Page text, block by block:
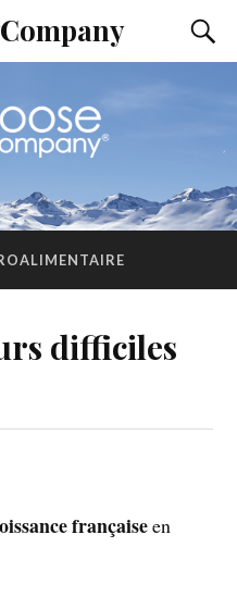
difficiles
françaiseen